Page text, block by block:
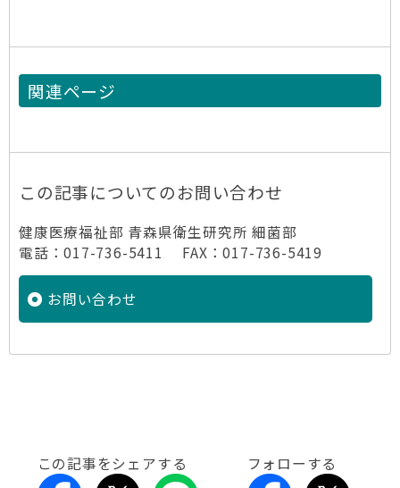
関連ページ
この記事についてのお問い合わせ
健康医療福祉部 青森県衛生研究所 細菌部
電話：017-736-5411 FAX：017-736-5419
お問い合わせ
この記事をシェアする フォローする